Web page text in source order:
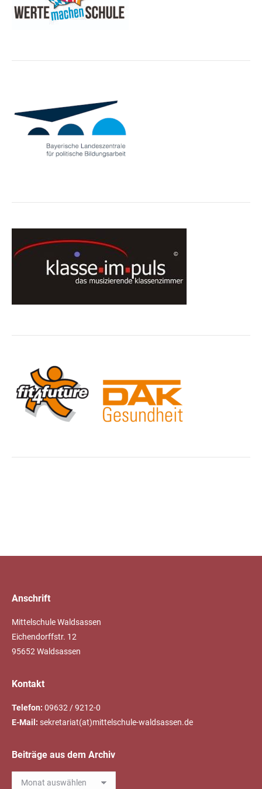
Anschrift
Mittelschule Waldsassen
Eichendorffstr. 12
95652 Waldsassen
Kontakt
Telefon: 09632 / 9212-0
E-Mail: sekretariat(at)mittelschule-waldsassen.de
Beiträge aus dem Archiv
Beiträge